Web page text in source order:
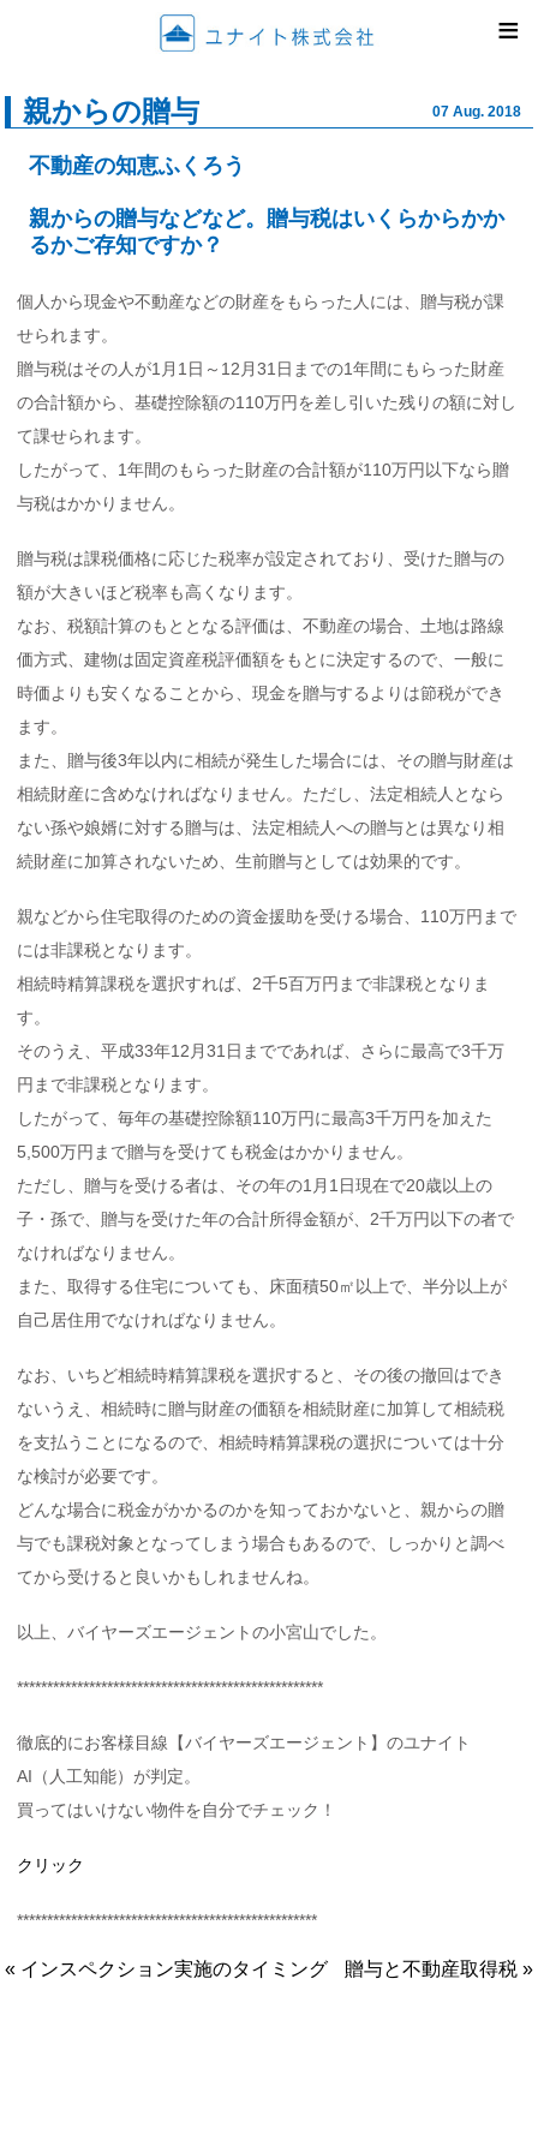
ユナイ
≡
親からの贈与 07 Aug. 2018
不動産の知恵ふくろう
親からの贈与などなど。贈与税はいくらからかか
るかご存知ですか？
個人から現金や不動産などの財産をもらった人には、贈与税が課
せられます。
贈与税はその人が1月1日～12月31日までの1年間にもらった財産
の合計額から、基礎控除額の110万円を差し引いた残りの額に対し
て課せられます。
したがって、1年間のもらった財産の合計額が110万円以下なら贈
与税はかかりません。
贈与税は課税価格に応じた税率が設定されており、受けた贈与の
額が大きいほど税率も高くなります。
なお、税額計算のもととなる評価は、不動産の場合、土地は路線
価方式、建物は固定資産税評価額をもとに決定するので、一般に
時価よりも安くなることから、現金を贈与するよりは節税ができ
ます。
また、贈与後3年以内に相続が発生した場合には、その贈与財産は
相続財産に含めなければなりません。ただし、法定相続人となら
ない孫や娘婿に対する贈与は、法定相続人への贈与とは異なり相
続財産に加算されないため、生前贈与としては効果的です。
親などから住宅取得のための資金援助を受ける場合、110万円まで
には非課税となります。
相続時精算課税を選択すれば、2千5百万円まで非課税となりま
す。
そのうえ、平成33年12月31日までであれば、さらに最高で3千万
円まで非課税となります。
したがって、毎年の基礎控除額110万円に最高3千万円を加えた
5,500万円まで贈与を受けても税金はかかりません。
ただし、贈与を受ける者は、その年の1月1日現在で20歳以上の
子・孫で、贈与を受けた年の合計所得金額が、2千万円以下の者で
なければなりません。
また、取得する住宅についても、床面積50㎡以上で、半分以上が
自己居住用でなければなりません。
なお、いちど相続時精算課税を選択すると、その後の撤回はでき
ないうえ、相続時に贈与財産の価額を相続財産に加算して相続税
を支払うことになるので、相続時精算課税の選択については十分
な検討が必要です。
どんな場合に税金がかかるのかを知っておかないと、親からの贈
与でも課税対象となってしまう場合もあるので、しっかりと調べ
てから受けると良いかもしれませんね。
以上、バイヤーズエージェントの小宮山でした。
***************************************************
徹底的にお客様目線【バイヤーズエージェント】のユナイト
AI（人工知能）が判定。
買ってはいけない物件を自分でチェック！
クリック
**************************************************
« インスペクション実施のタイミング 贈与と不動産取得税 »